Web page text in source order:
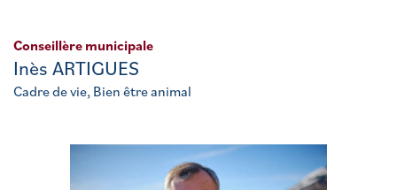
Conseillère municipale
Inès ARTIGUES
Cadre de vie, Bien être animal